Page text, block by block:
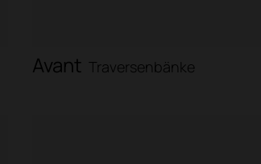
Avant Traversenbänke